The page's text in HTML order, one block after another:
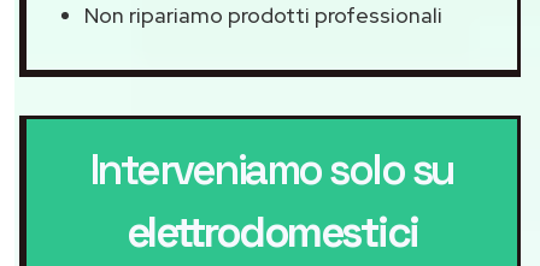
Non ripariamo prodotti professionali
Interveniamo solo su
elettrodomestici